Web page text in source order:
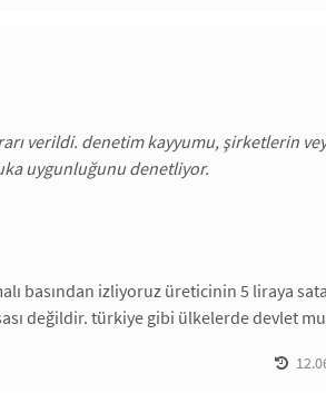
verildi. denetim kayyumu, şirketlerin
uygunluğunu denetliyor.
basından izliyoruz üreticinin 5 liraya
değildir. türkiye gibi ülkelerde devlet